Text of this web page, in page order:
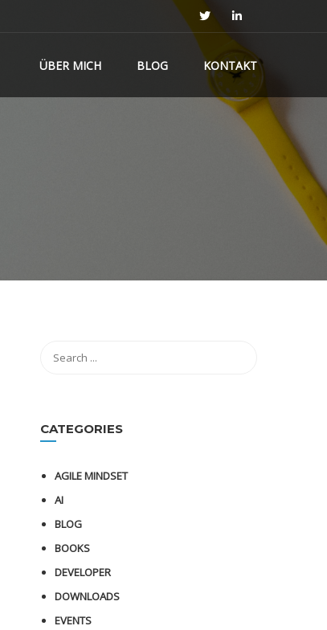
ÜBER MICH BLOG KONTAKT
CATEGORIES
AGILE MINDSET
AI
BLOG
BOOKS
DEVELOPER
DOWNLOADS
EVENTS